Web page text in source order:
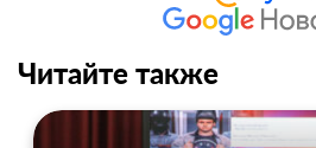
Читайте также